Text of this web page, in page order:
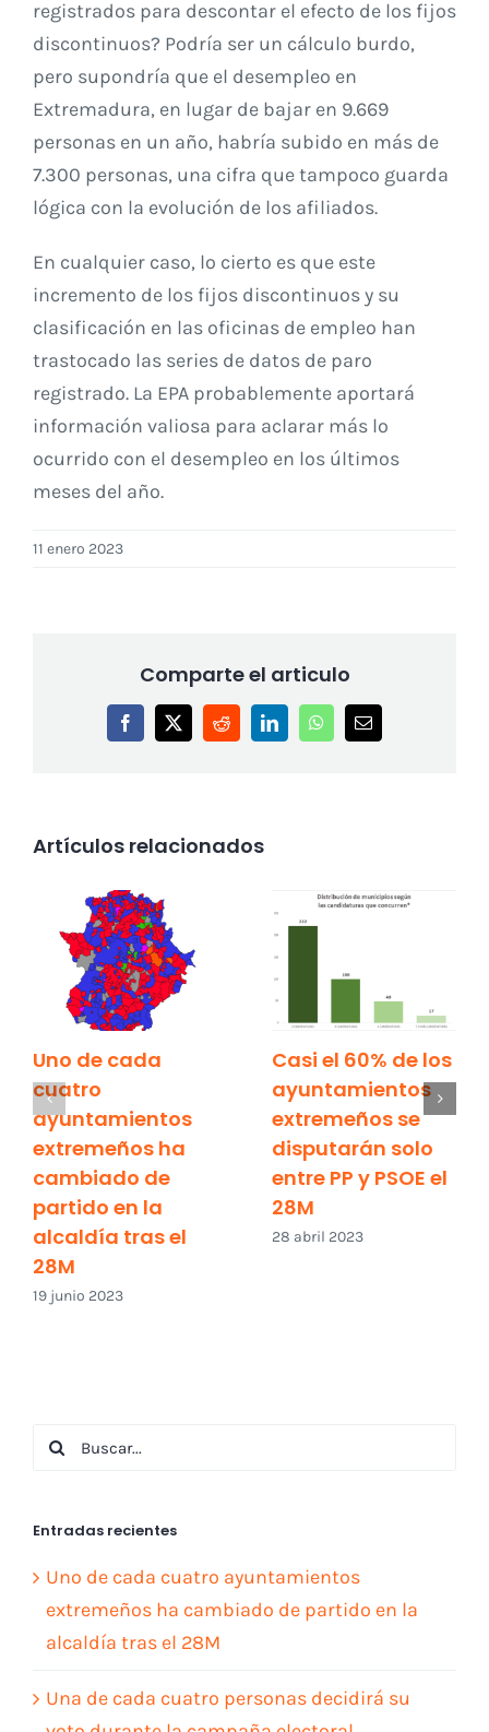
registrados para descontar el efecto de los fijos
discontinuos? Podría ser un cálculo burdo,
pero supondría que el desempleo en
Extremadura, en lugar de bajar en 9.669
personas en un año, habría subido en más de
7.300 personas, una cifra que tampoco guarda
lógica con la evolución de los afiliados.
En cualquier caso, lo cierto es que este
incremento de los fijos discontinuos y su
clasificación en las oficinas de empleo han
trastocado las series de datos de paro
registrado. La EPA probablemente aportará
información valiosa para aclarar más lo
ocurrido con el desempleo en los últimos
meses del año.
11 enero 2023
Comparte el articulo
Facebook
X RedditLinkedInWhatsAppCorreo
Artículos relacionados
Uno de cada
cuatro
ayuntamientos
extremeños ha
cambiado de
partido en la
alcaldía tras el
28M
19 junio 2023
Casi el 60% de los
ayuntamientos
extremeños se
disputarán solo
entre PP y PSOE el
28M
28 abril 2023
Buscar:
Entradas recientes
Uno de cada cuatro ayuntamientos
extremeños ha cambiado de partido en la
alcaldía tras el 28M
Una de cada cuatro personas decidirá su